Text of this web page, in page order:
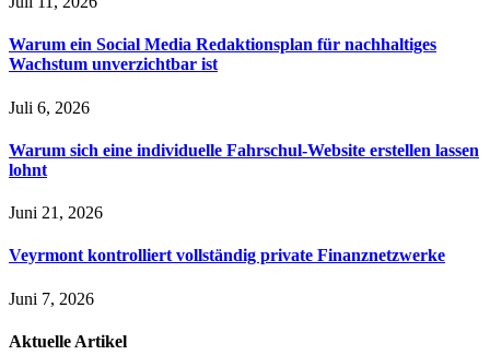
Warum ein Social Media Redaktionsplan für nachhaltiges
Wachstum unverzichtbar ist
Juli 6, 2026
Warum sich eine individuelle Fahrschul-Website erstellen lassen
lohnt
Juni 21, 2026
Veyrmont kontrolliert vollständig private Finanznetzwerke
Juni 7, 2026
Aktuelle Artikel